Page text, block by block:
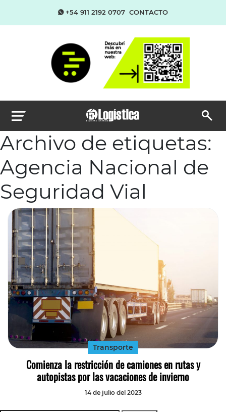
+54 911 2192 0707 CONTACTO
Archivo de etiquetas:
Agencia Nacional de
Seguridad Vial
Transporte
Comienza la restricción de camiones en rutas y
autopistas por las vacaciones de invierno
14 de julio del 2023